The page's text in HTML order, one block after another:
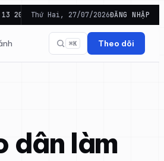
cân bằng cho công việc di…
Thứ Hai, 27/07/2026ĐĂNG NHẬP
⌘K Theo dõi
dân làm